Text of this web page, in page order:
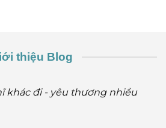
thiệu Blog
khác đi - yêu thương nhiều